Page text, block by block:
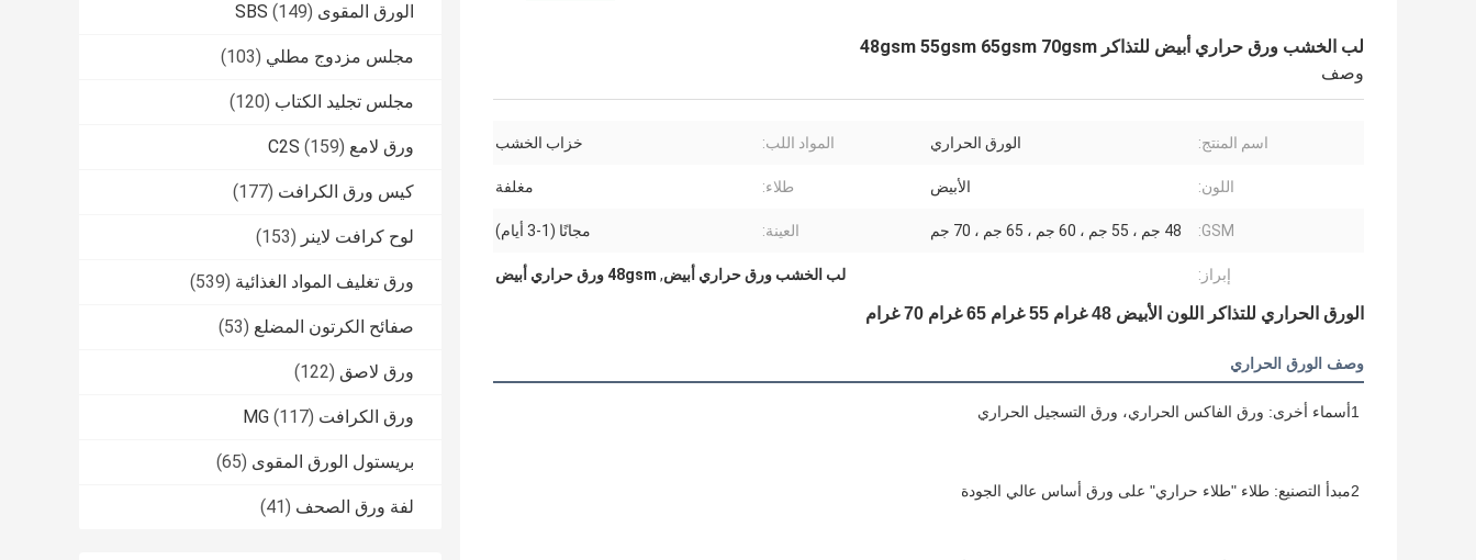
الورق المقوى SBS (149)
مجلس مزدوج مطلي (103)
مجلس تجليد الكتاب (120)
ورق لامع C2S (159)
كيس ورق الكرافت (177)
لوح كرافت لاينر (153)
ورق تغليف المواد الغذائية (539)
صفائح الكرتون المضلع (53)
ورق لاصق (122)
ورق الكرافت MG (117)
بريستول الورق المقوى (65)
لفة ورق الصحف (41)
لب الخشب ورق حراري أبيض للتذاكر 48gsm 55gsm 65gsm 70gsm
وصف
اسم المنتج: الورق الحراري المواد اللب: خزاب الخشب
اللون: الأبيض طلاء: مغلفة
GSM: 48 جم ، 55 جم ، 60 جم ​​، 65 جم ، 70 جم العينة: مجانًا (1-3 أيام)
إبراز: لب الخشب ورق حراري أبيض, 48gsm ورق حراري أبيض
الورق الحراري للتذاكر اللون الأبيض 48 غرام 55 غرام 65 غرام 70 غرام
وصف الورق الحراري
1أسماء أخرى: ورق الفاكس الحراري، ورق التسجيل الحراري
2مبدأ التصنيع: طلاء "طلاء حراري" على ورق أساس عالي الجودة